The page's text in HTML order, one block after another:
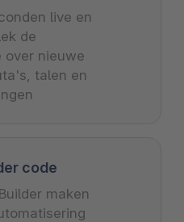
live en
de
over nieuwe
talen en
code
maken